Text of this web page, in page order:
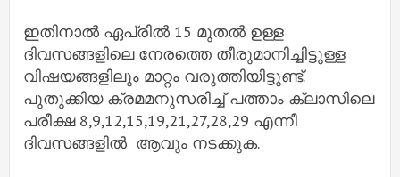
ഇതിനാൽ ഏപ്രിൽ 15 മുതൽ ഉള്ള
ദിവസങ്ങളിലെ നേരത്തെ തീരുമാനിച്ചിട്ടുള്ള
വിഷയങ്ങളിലും മാറ്റം വരുത്തിയിട്ടുണ്ട്.
പുതുക്കിയ ക്രമമനുസരിച്ച് പത്താം ക്ലാസിലെ
പരീക്ഷ 8,9,12,15,19,21,27,28,29 എന്നീ
ദിവസങ്ങളിൽ ആവും നടക്കുക.